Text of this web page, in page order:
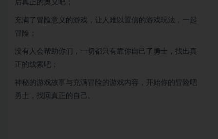
后真正的奥义吧；
充满了冒险意义的游戏，让人难以置信的游戏玩法，一起
冒险；
没有人会帮助你们，一切都只有靠你自己了勇士，找出真
正的线索吧；
神秘的游戏故事与充满冒险的游戏内容，开始你的冒险吧
勇士，找回真正的自己。